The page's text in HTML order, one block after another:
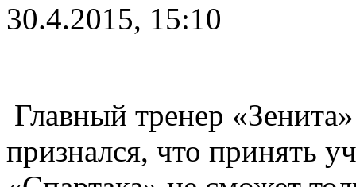
30.4.2015, 15:10
Главный тренер
признался, что принять